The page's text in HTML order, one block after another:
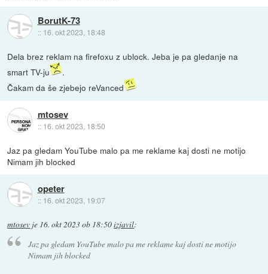
BorutK-73
:: 16. okt 2023, 18:48
Dela brez reklam na firefoxu z ublock. Jeba je pa gledanje na
smart TV-ju
.
Čakam da še zjebejo reVanced
mtosev
:: 16. okt 2023, 18:50
Jaz pa gledam YouTube malo pa me reklame kaj dosti ne motijo
Nimam jih blocked
opeter
:: 16. okt 2023, 19:07
mtosev je 16. okt 2023 ob 18:50izjavil:
Jaz pa gledam YouTube malo pa me reklame kaj dosti ne motijo
Nimam jih blocked